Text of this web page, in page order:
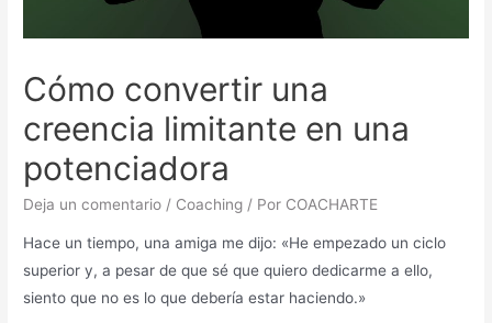
Cómo convertir una
creencia limitante en una
potenciadora
Deja un comentario / Coaching / Por COACHARTE
Hace un tiempo, una amiga me dijo: «He empezado un ciclo
superior y, a pesar de que sé que quiero dedicarme a ello,
siento que no es lo que debería estar haciendo.»